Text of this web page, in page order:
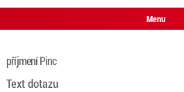
Menu
příjmení Pinc
Text dotazu